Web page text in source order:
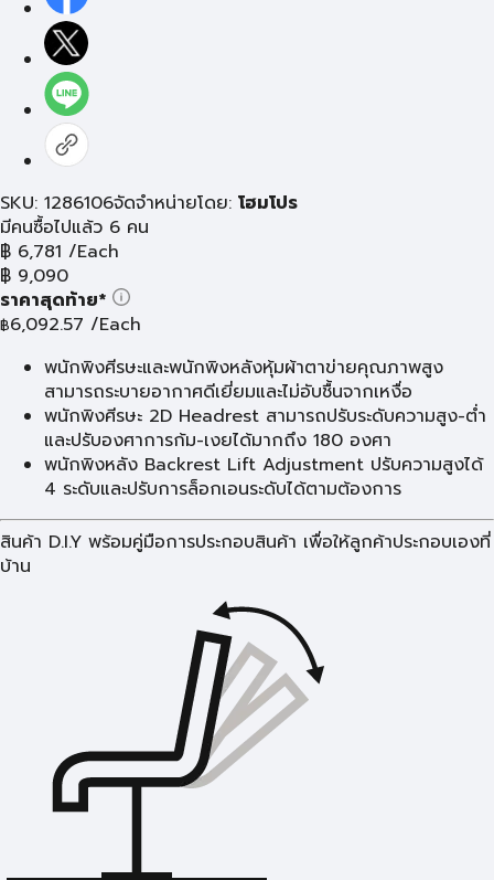
SKU: 1286106จัดจำหน่ายโดย: โฮมโปร
มีคนซื้อไปแล้ว 6 คน
฿ 6,781 /Each
฿ 9,090
ราคาสุดท้าย*
฿6,092.57 /Each
พนักพิงศีรษะและพนักพิงหลังหุ้มผ้าตาข่ายคุณภาพสูง
สามารถระบายอากาศดีเยี่ยมและไม่อับชื้นจากเหงื่อ
พนักพิงศีรษะ 2D Headrest สามารถปรับระดับความสูง-ต่ำ
และปรับองศาการก้ม-เงยได้มากถึง 180 องศา
พนักพิงหลัง Backrest Lift Adjustment ปรับความสูงได้
4 ระดับและปรับการล็อกเอนระดับได้ตามต้องการ
สินค้า D.I.Y พร้อมคู่มือการประกอบสินค้า เพื่อให้ลูกค้าประกอบเองที่
บ้าน